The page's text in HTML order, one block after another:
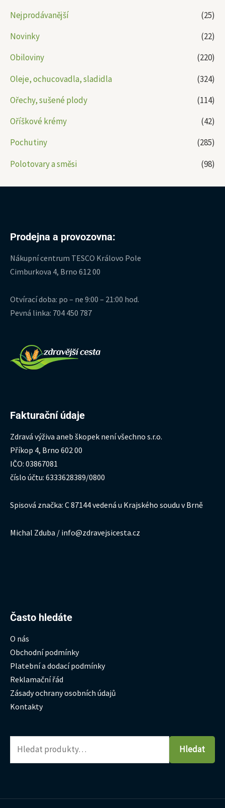
Nejprodávanější
(25)
Novinky
(22)
Obiloviny
(220)
Oleje, ochucovadla, sladidla
(324)
Ořechy, sušené plody
(114)
Oříškové krémy
(42)
Pochutiny
(285)
Polotovary a směsi
(98)
Prodejna a provozovna:
Nákupní centrum TESCO Královo Pole
Cimburkova 4, Brno 612 00
Otvírací doba: po – ne 9:00 – 21:00 hod.
Pevná linka: 704 450 787
Fakturační údaje
Zdravá výživa aneb škopek není všechno s.r.o.
Příkop 4, Brno 602 00
IČO: 03867081
číslo účtu: 6333628389/0800
Spisová značka: C 87144 vedená u Krajského soudu v Brně
Michal Zduba / info@zdravejsicesta.cz
Často hledáte
O nás
Obchodní podmínky
Platební a dodací podmínky
Reklamační řád
Zásady ochrany osobních údajů
Kontakty
Hledat:
Hledat